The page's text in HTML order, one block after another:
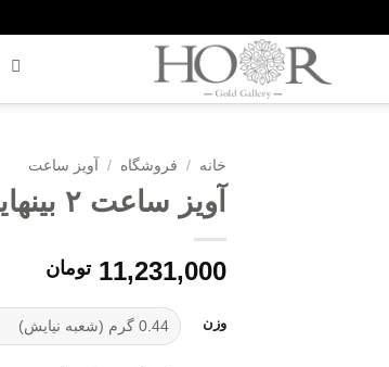
خانه / فروشگاه / آویز ساعت
آویز ساعت ۲ بینهایت (کد 3180)
11,231,000 تومان
وزن